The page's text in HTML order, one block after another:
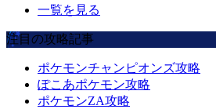
一覧を見る
注目の攻略記事
ポケモンチャンピオンズ攻略
ぽこあポケモン攻略
ポケモンZA攻略